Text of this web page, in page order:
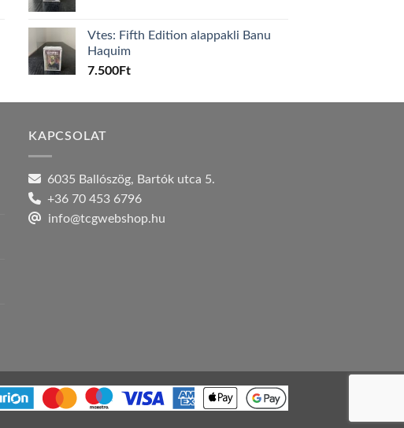
Vtes: Fifth Edition alappakli Banu
Haquim
7.500Ft
KAPCSOLAT
6035 Ballószög, Bartók utca 5.
+36 70 453 6796
info@tcgwebshop.hu